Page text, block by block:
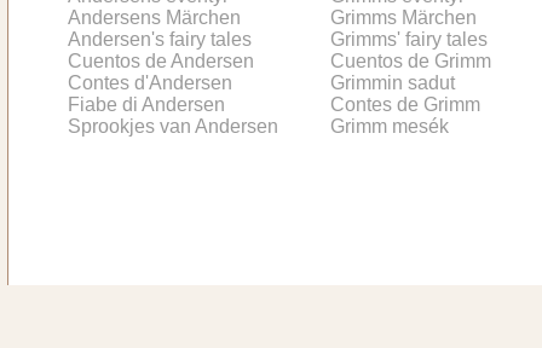
Andersens Märchen
Andersen's fairy tales
Cuentos de Andersen
Contes d'Andersen
Fiabe di Andersen
Sprookjes van Andersen
Grimms Märchen
Grimms' fairy tales
Cuentos de Grimm
Grimmin sadut
Contes de Grimm
Grimm mesék